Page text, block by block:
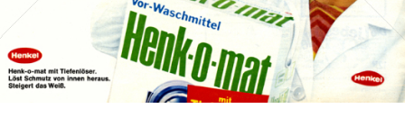
Bild-ID: 14068